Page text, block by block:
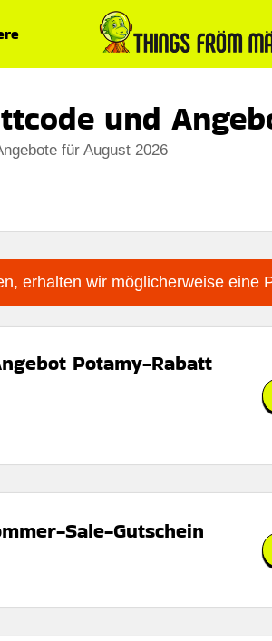
und
für August 2026
erhalten wir möglicherweise eine
Potamy-Rabatt
Sale-Gutschein